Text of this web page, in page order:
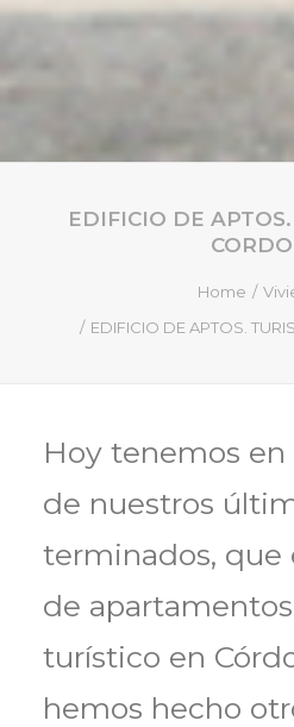
EDIFICIO DE
Home
EDIFICIO DE APTOS.
Hoy tenemos
de nuestros
terminados, que
de
turístico en
hemos hecho